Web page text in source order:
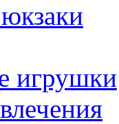
игрушки